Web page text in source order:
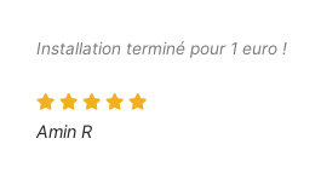
Installation terminé pour 1 euro !
Amin R